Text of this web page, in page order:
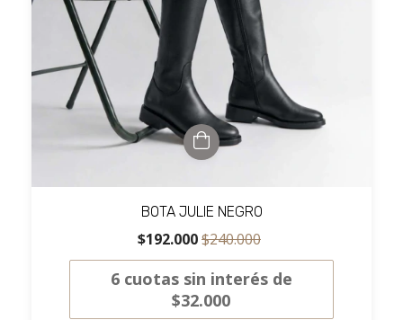
BOTA JULIE NEGRO
$192.000$240.000
6 cuotas sin interés de
$32.000